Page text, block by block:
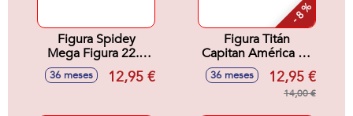
Figura Spidey
Mega Figura 22.8
cm
36 meses 12,95 €
- 8 %
Figura Titán
Capitan América 30
cm
36 meses 12,95 €
14,00 €